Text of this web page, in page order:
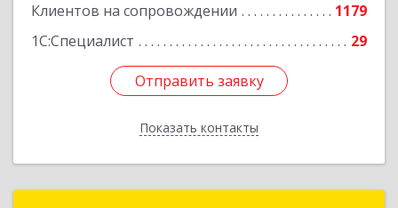
Клиентов на сопровождении
1179
1С:Специалист
29
Отправить заявку
Показать контакты
Отправить заявку
Назад